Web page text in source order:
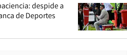
despide a
de Deportes